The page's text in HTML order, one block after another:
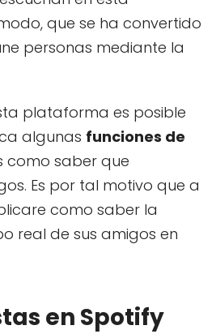
que se ha convertido
personas mediante la
plataforma es posible
algunas funciones de
como saber que
Es por tal motivo que a
como saber la
real de sus amigos en
en Spotify